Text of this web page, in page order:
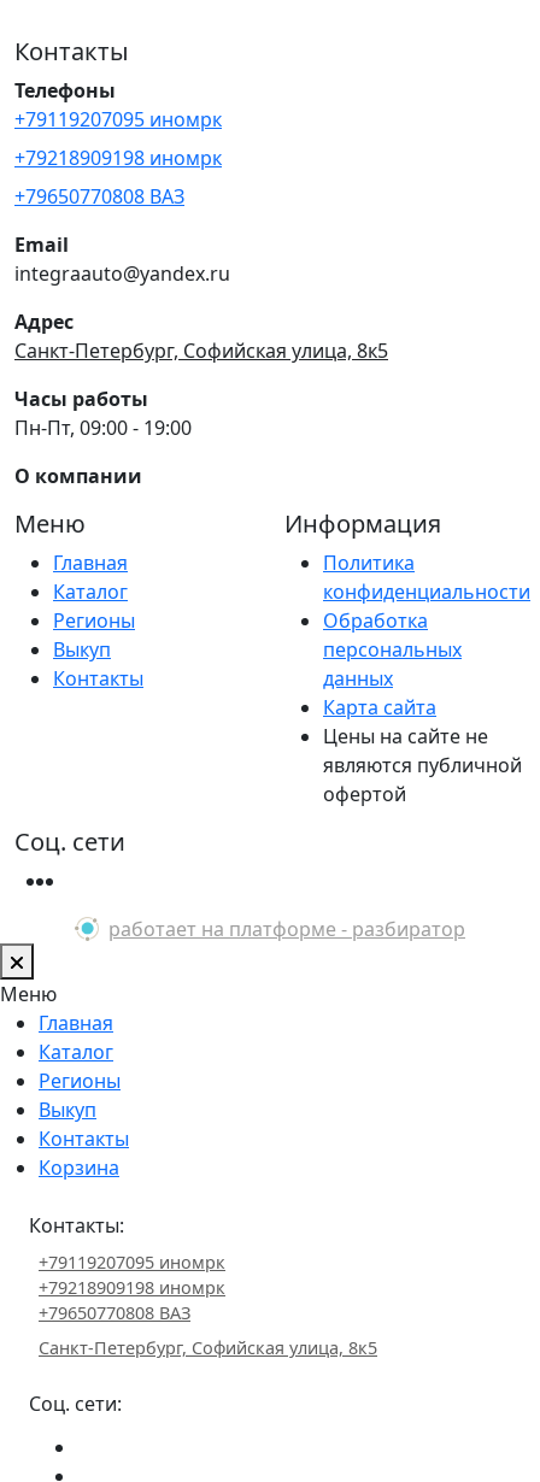
Контакты
Телефоны
+79119207095 иномрк
+79218909198 иномрк
+79650770808 ВАЗ
Email
integraauto@yandex.ru
Адрес
Санкт-Петербург, Софийская улица, 8к5
Часы работы
Пн-Пт, 09:00 - 19:00
О компании
Меню
Главная
Каталог
Регионы
Выкуп
Контакты
Информация
Политика
конфиденциальности
Обработка
персональных
данных
Карта сайта
Цены на сайте не
являются публичной
офертой
Соц. сети
работает на платформе - разбиратор
Меню
Главная
Каталог
Регионы
Выкуп
Контакты
Корзина
Контакты:
+79119207095 иномрк
+79218909198 иномрк
+79650770808 ВАЗ
Санкт-Петербург, Софийская улица, 8к5
Соц. сети: